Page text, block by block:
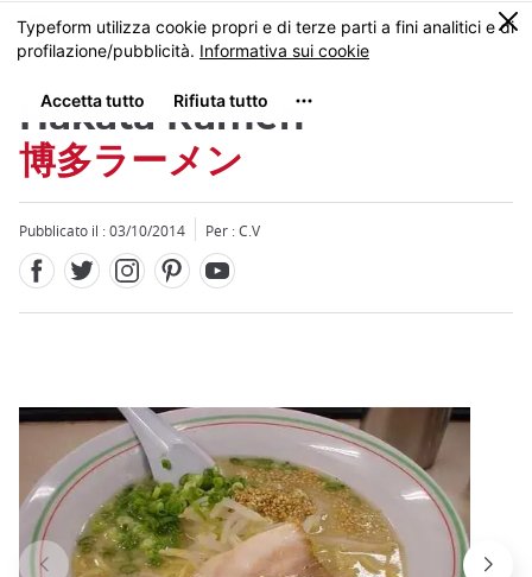
Skip
to
content
MENU
0
Hakata Ramen
博多ラーメン
Pubblicato il : 03/10/2014 Per : C.V
Close